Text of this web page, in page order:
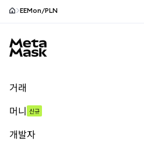
EEMon/PLN
거래
무기한 선물
머니 신규
개발자